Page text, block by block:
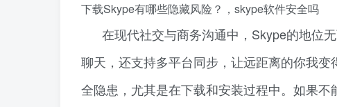
下载Skype有哪些隐藏风险？，skype软件安全吗
在现代社交与商务沟通中，Skype的地位
聊天，还支持多平台同步，让远距离的你我
全隐患，尤其是在下载和安装过程中。如果